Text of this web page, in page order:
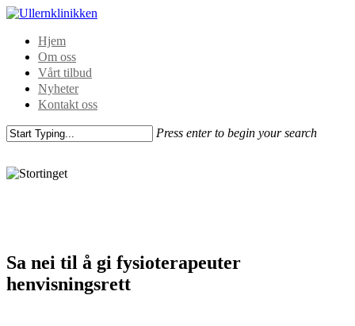
Hjem
Om oss
Vårt tilbud
Nyheter
Kontakt oss
Press enter to begin your search
Sa nei til å gi fysioterapeuter
henvisningsrett